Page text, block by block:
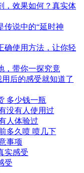
，效果如何？真实体
传说中的“延时神
确使用方法，让你轻
，带你一探究竟
后的感受就知道了
多少钱一瓶
没有人使用过
人体验过
多久喷 喷几下
事项
实感受
受